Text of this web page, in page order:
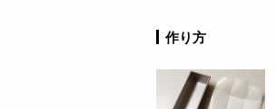
作り方